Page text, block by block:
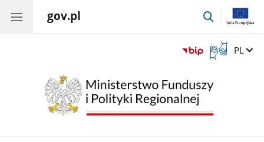
gov.pl
przejdź
Otwórz
okno
tłumaczem
migowego
Zmień
PL